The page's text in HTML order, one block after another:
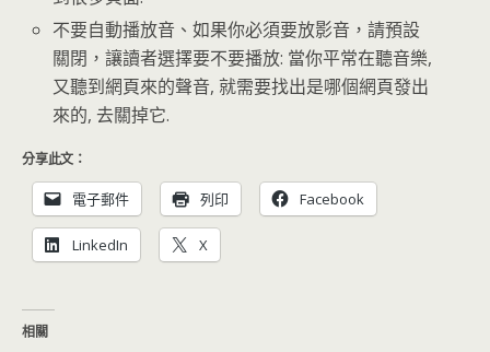
不要自動播放音、如果你必須要放影音，請預設
關閉，讓讀者選擇要不要播放: 當你平常在聽音樂,
又聽到網頁來的聲音, 就需要找出是哪個網頁發出
來的, 去關掉它.
分享此文：
電子郵件 列印 Facebook
LinkedIn X
相關